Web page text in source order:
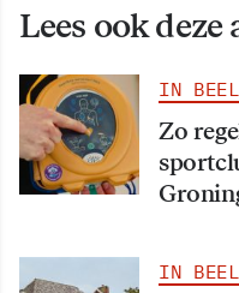
Lees ook deze
IN
Zo
IN